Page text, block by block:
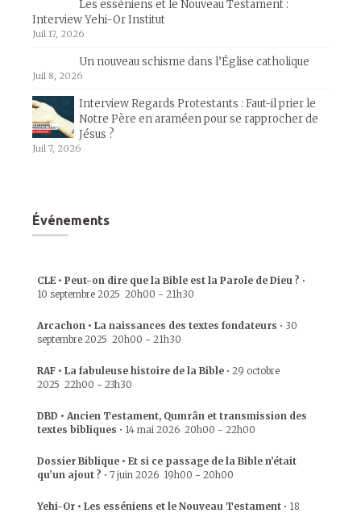
Les esséniens et le Nouveau Testament :
Interview Yehi-Or Institut
Juil 17, 2026
Un nouveau schisme dans l’Église catholique
Juil 8, 2026
Interview Regards Protestants : Faut-il prier le
Notre Père en araméen pour se rapprocher de
Jésus ?
Juil 7, 2026
Événements
CLE • Peut-on dire que la Bible est la Parole de Dieu ? •
10 septembre 2025 20h00 - 21h30
Arcachon • La naissances des textes fondateurs • 30
septembre 2025 20h00 - 21h30
RAF • La fabuleuse histoire de la Bible • 29 octobre
2025 22h00 - 23h30
DBD • Ancien Testament, Qumrân et transmission des
textes bibliques • 14 mai 2026 20h00 - 22h00
Dossier Biblique • Et si ce passage de la Bible n’était
qu’un ajout ? • 7 juin 2026 19h00 - 20h00
Yehi-Or • Les esséniens et le Nouveau Testament • 18